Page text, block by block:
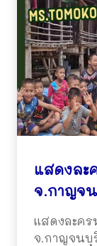
แสดงละ
จ.กาญจ
แสดงละคร
จ.กาญจนบุ